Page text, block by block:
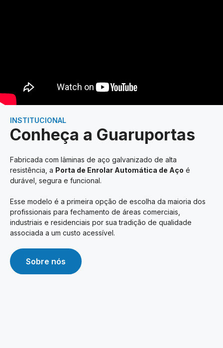
INSTITUCIONAL
Conheça a Guaruportas
Fabricada com lâminas de aço galvanizado de alta
resistência, a Porta de Enrolar Automática de Aço é
durável, segura e funcional.
Esse modelo é a primeira opção de escolha da maioria dos
profissionais para fechamento de áreas comerciais,
industriais e residenciais por sua tradição de qualidade
associada a um custo acessível.
Sobre nós